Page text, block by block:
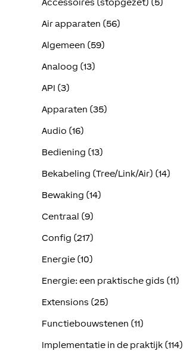
Accessoires (stopgezet) (5)
Air apparaten (56)
Algemeen (59)
Analoog (13)
API (3)
Apparaten (35)
Audio (16)
Bediening (13)
Bekabeling (Tree/Link/Air) (14)
Bewaking (14)
Centraal (9)
Config (217)
Energie (10)
Energie: een praktische gids (11)
Extensions (25)
Functiebouwstenen (11)
Implementatie in de praktijk (114)